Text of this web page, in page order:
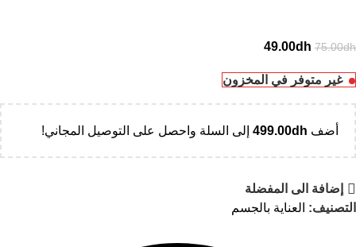
75.00dh
49.00dh
غير متوفر في المخزون
أضف 499.00dh إلى السلة واحصل على التوصيل المجاني!
إضافة الى المفضلة
التصنيف: العناية بالجسم